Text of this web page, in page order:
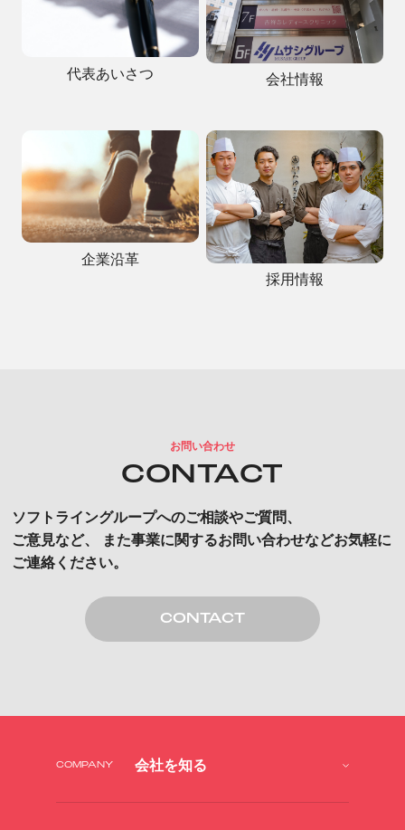
代表あいさつ 会社情報
企業沿革
採用情報
お問い合わせ
CONTACT
ソフトライングループへのご相談やご質問、
ご意見など、
また事業に関するお問い合わせなどお気軽に
ご連絡ください。
CONTACT
COMPANY 会社を知る